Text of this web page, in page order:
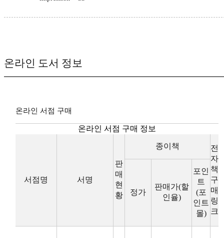
온라인 도서 정보
온라인 서점 구매
온라인 서점 구매 정보
서점명 서명
판
매
현
황
종이책
전
자
책
구
매
링
크
정가
판매가(할
인율)
포인
트
(포
인트
몰)